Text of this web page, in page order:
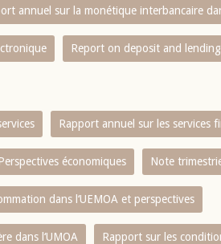
annuel sur la monétique interbancaire
Report on deposit and
Rapport annuel sur les services
économiques Note
dans l‘UEMOA et perspectives
dans l‘UMOA Rapport sur les